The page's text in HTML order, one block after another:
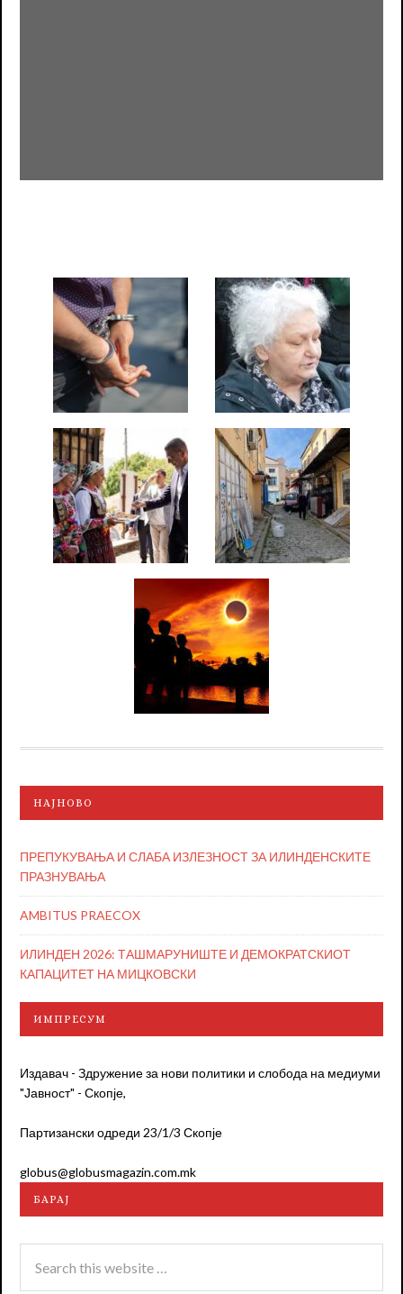
НАЈНОВО
ПРЕПУКУВАЊА И СЛАБА ИЗЛЕЗНОСТ ЗА ИЛИНДЕНСКИТЕ
ПРАЗНУВАЊА
AMBITUS PRAECOX
ИЛИНДЕН 2026: ТАШМАРУНИШТЕ И ДЕМОКРАТСКИОТ
КАПАЦИТЕТ НА МИЦКОВСКИ
ИМПРЕСУМ
Издавач - Здружение за нови политики и слобода на медиуми
"Јавност" - Скопје,
Партизански одреди 23/1/3 Скопје
globus@globusmagazin.com.mk
БАРАЈ